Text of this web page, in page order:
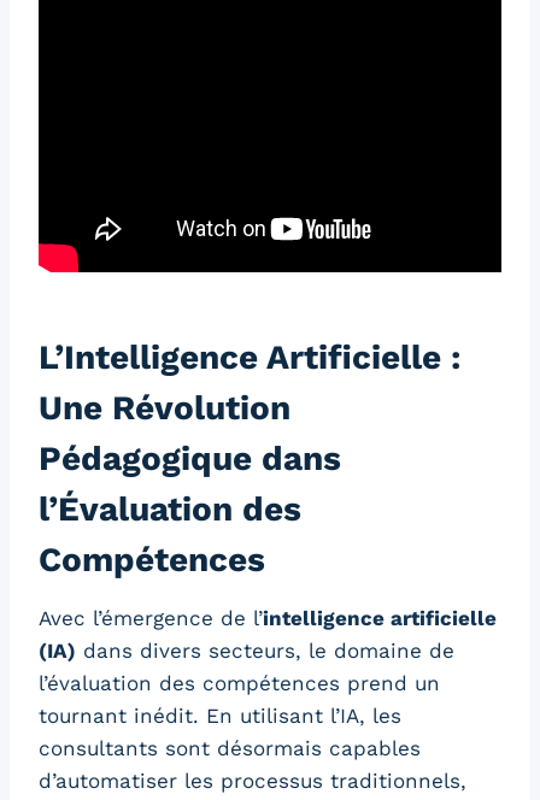
L’Intelligence Artificielle :
Une Révolution
Pédagogique dans
l’Évaluation des
Compétences
Avec l’émergence de l’intelligence artificielle
(IA) dans divers secteurs, le domaine de
l’évaluation des compétences prend un
tournant inédit. En utilisant l’IA, les
consultants sont désormais capables
d’automatiser les processus traditionnels,